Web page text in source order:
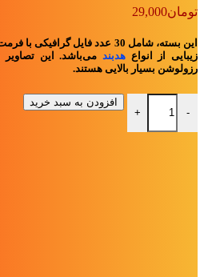
تومان29,000
این بسته، شامل 30 عدد فایل گرافیکی با فرمت
زیبایی از انواع هدبند می‌باشد. این تصاویر
رزولوشن بسیار بالایی هستند.
-
+
افزودن به سبد خرید